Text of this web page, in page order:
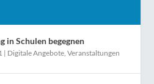
in Schulen begegnen
| Digitale Angebote,Veranstaltungen